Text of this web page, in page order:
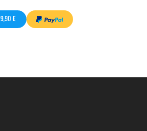
9,90 €